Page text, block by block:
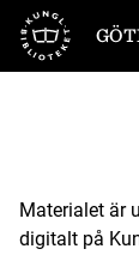
Till startsidan
Materialet är
digitalt på